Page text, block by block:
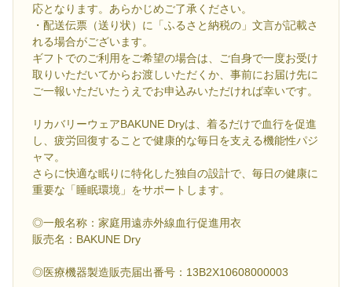
応となります。あらかじめご了承ください。
・配送伝票（送り状）に「ふるさと納税の」文言が記載さ
れる場合がございます。
ギフトでのご利用をご希望の場合は、ご自身で一度お受け
取りいただいてからお渡しいただくか、事前にお届け先に
ご一報いただいたうえでお申込みいただければ幸いです。
リカバリーウェアBAKUNE Dryは、着るだけで血行を促進
し、疲労回復することで健康的な毎日を支える機能性パジ
ャマ。
さらに快適な眠りに特化した独自の設計で、毎日の健康に
重要な「睡眠環境」をサポートします。
◎一般名称：家庭用遠赤外線血行促進用衣
販売名：BAKUNE Dry
◎医療機器製造販売届出番号：13B2X10608000003